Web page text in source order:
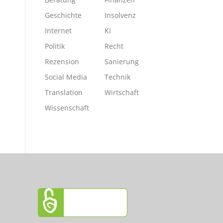
Geschichte
Insolvenz
Internet
KI
Politik
Recht
Rezension
Sanierung
Social Media
Technik
Translation
Wirtschaft
Wissenschaft